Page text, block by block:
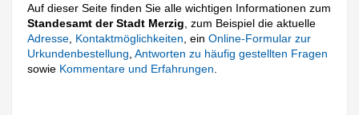
Auf dieser Seite finden Sie alle wichtigen Informationen zum
Standesamt der Stadt Merzig , zum Beispiel die aktuelle
Adresse Kontaktmöglichkeiten , einOnline-Formular zur
Urkundenbestellung ,Antworten zu häufig gestellten Fragen
sowie Kommentare und Erfahrungen